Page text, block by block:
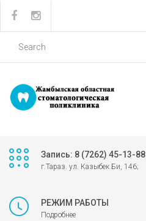
Запись: 8 (7262) 45-13-88
г.Тараз. ул. Казыбек Би, 146;
РЕЖИМ РАБОТЫ
Подробнее